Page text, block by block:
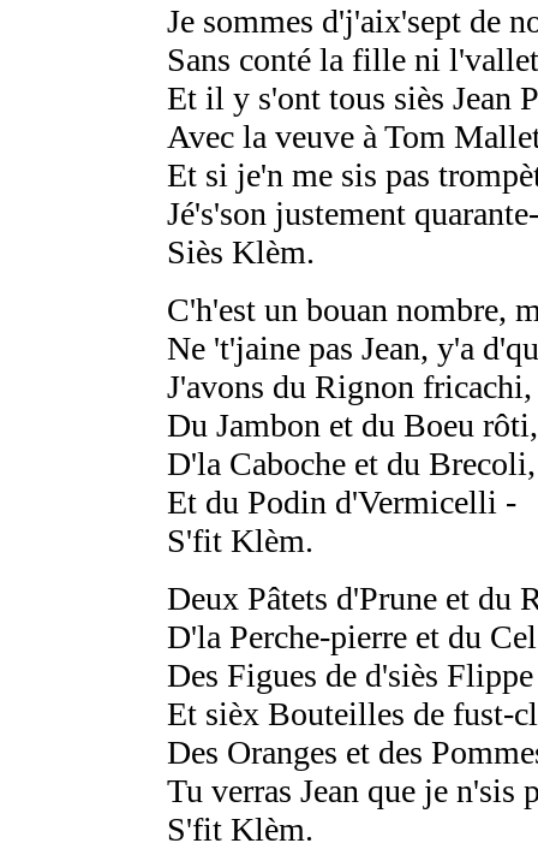
Je sommes d'j'aix'sept de
Sans conté la fille ni
Et il y s'ont tous siès Jean
Avec la veuve à Tom
Et si je'n me sis pas
Jé's'son justement
Siès Klèm.
C'h'est un bouan nombre,
Ne 't'jaine pas Jean, y'a
J'avons du Rignon fricachi,
Du Jambon et du Boeu rôti,
D'la Caboche et du Brecoli,
Et du Podin d'Vermicelli -
S'fit Klèm.
Deux Pâtets d'Prune et du
D'la Perche-pierre et du
Des Figues de d'siès
Et sièx Bouteilles de fust-
Des Oranges et des
Tu verras Jean que je n'sis
S'fit Klèm.